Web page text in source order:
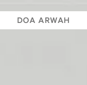
DOA ARWAH